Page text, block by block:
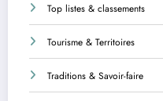
Top listes & classements
Tourisme & Territoires
Traditions & Savoir-faire